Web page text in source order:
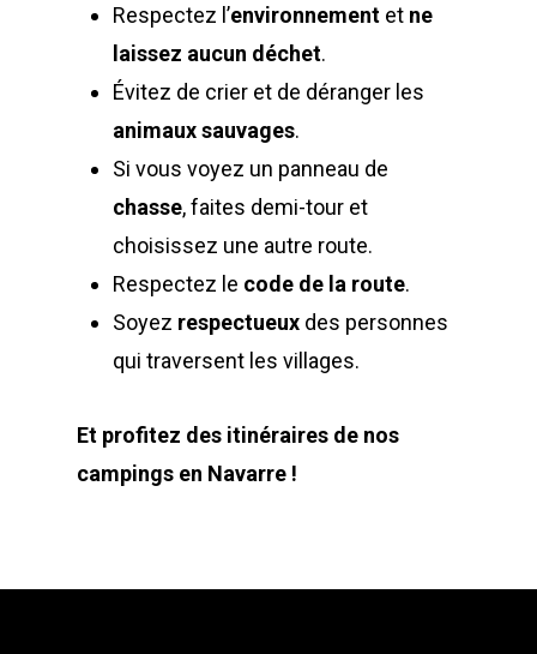
Respectez l’environnement et ne
laissez aucun déchet.
Évitez de crier et de déranger les
animaux sauvages.
Si vous voyez un panneau de
chasse, faites demi-tour et
choisissez une autre route.
Respectez le code de la route.
Soyez respectueux des personnes
qui traversent les villages.
Et profitez des itinéraires de nos
campings en Navarre !